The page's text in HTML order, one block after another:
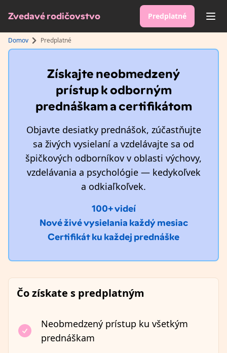
Zvedavé rodičovstvo Predplatné
Domov Predplatné
Získajte neobmedzený
prístup k odborným
prednáškam a certifikátom
Objavte desiatky prednášok, zúčastňujte
sa živých vysielaní a vzdelávajte sa od
špičkových odborníkov v oblasti výchovy,
vzdelávania a psychológie — kedykoľvek
a odkiaľkoľvek.
100+ videí
Nové živé vysielania každý mesiac
Certifikát ku každej prednáške
Čo získate s predplatným
Neobmedzený prístup ku všetkým
prednáškam